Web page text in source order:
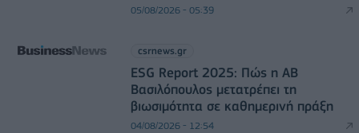
05/08/2026 - 05:39
csrnews.gr
ESG Report 2025: Πώς η ΑΒ
Βασιλόπουλος μετατρέπει τη
βιωσιμότητα σε καθημερινή πράξη
04/08/2026 - 12:54